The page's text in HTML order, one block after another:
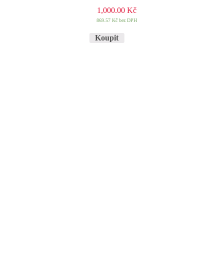
1,000.00 Kč
869.57 Kčbez DPH
Koupit